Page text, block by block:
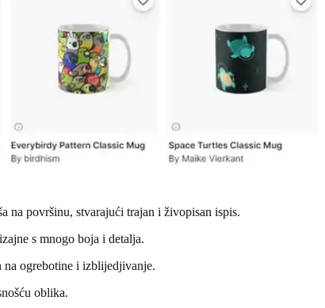
na površinu, stvarajući trajan i živopisan ispis.
s mnogo boja i detalja.
na ogrebotine i izblijedjivanje.
oblika.